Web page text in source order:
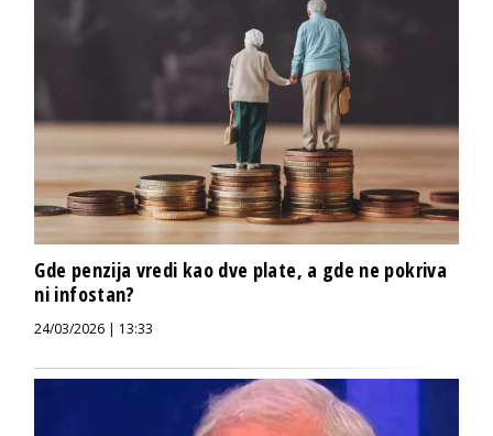
Gde penzija vredi kao dve plate, a gde ne pokriva
ni infostan?
24/03/2026 | 13:33